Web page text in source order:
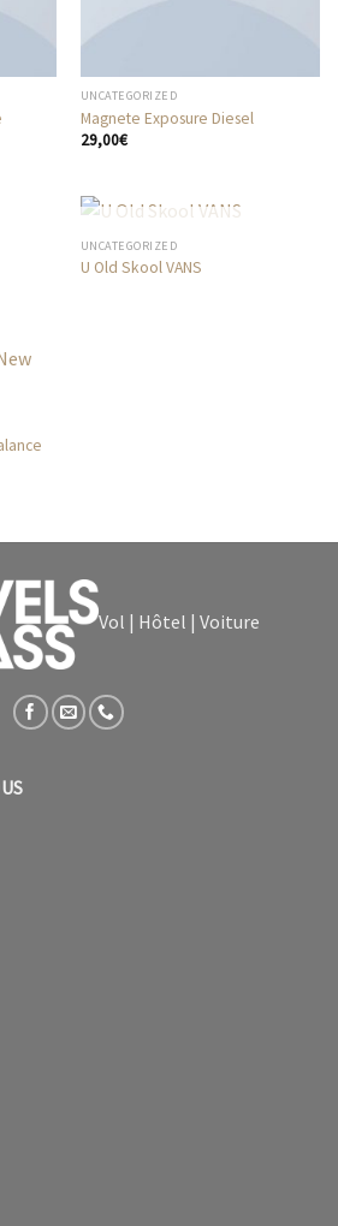
UNCATEGORIZED
Magnete Exposure Diesel
29,00€
RUPTURE DE STOCK
UNCATEGORIZED
U Old Skool VANS
Vol | Hôtel | Voiture